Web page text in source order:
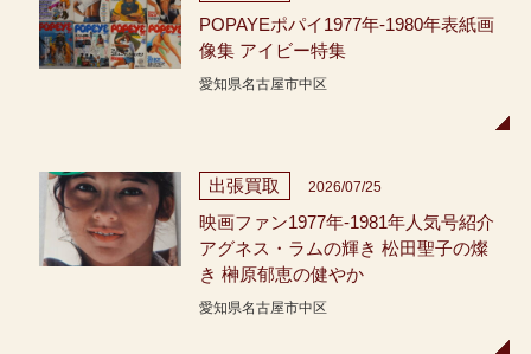
POPAYEポパイ1977年-1980年表紙画
像集 アイビー特集
愛知県名古屋市中区
出張買取 2026/07/25
映画ファン1977年-1981年人気号紹介
アグネス・ラムの輝き 松田聖子の燦
き 榊原郁恵の健やか
愛知県名古屋市中区